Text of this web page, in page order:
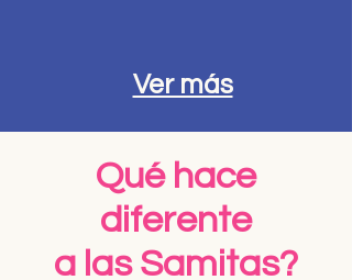
Ver más
Qué hace
diferente
a las Samitas?